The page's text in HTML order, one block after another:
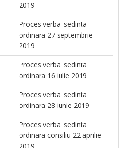
2019
Proces verbal sedinta
ordinara 27 septembrie
2019
Proces verbal sedinta
ordinara 16 iulie 2019
Proces verbal sedinta
ordinara 28 iunie 2019
Proces verbal sedinta
ordinara consiliu 22 aprilie
2019